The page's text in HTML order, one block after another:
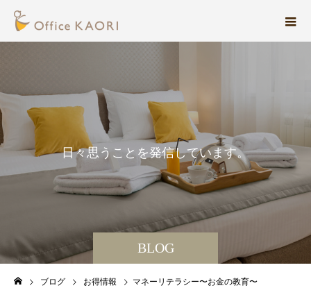
BLOG
日々思 う こ と を発信してい ます。
ブログ お得情報 マネーリテラシー〜お金の教育〜